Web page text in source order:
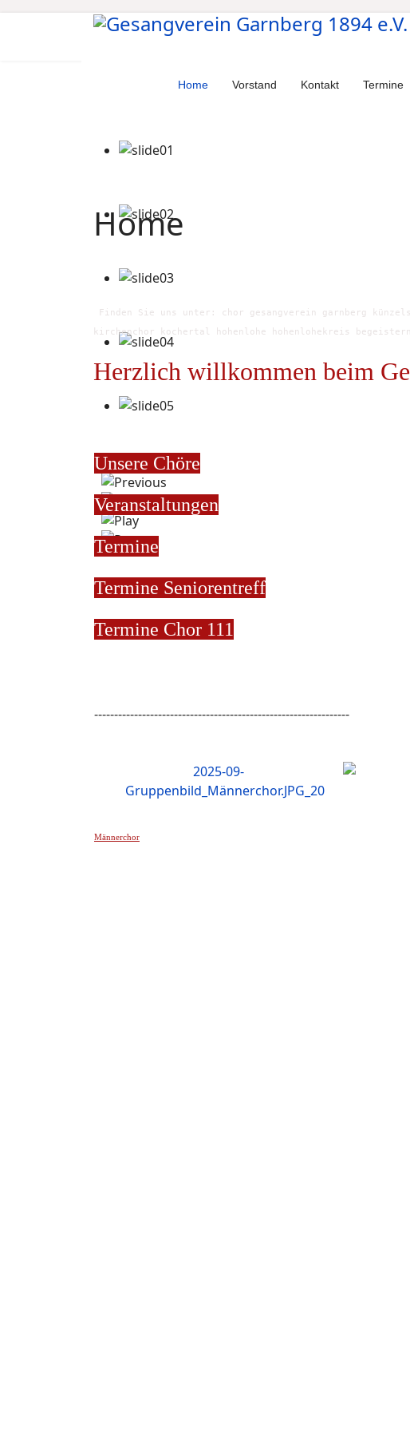
Home Vorstand Kontakt Termine
Home
Finden Sie uns unter: chor gesangverein garnberg
kirchenchor kochertal hohenlohe hohenlohekreis
Herzlich willkommen beim
Unsere Chöre
Veranstaltungen
Termine
Termine Seniorentreff
Termine Chor 111
----------------------------------------------------------------
Männerchor